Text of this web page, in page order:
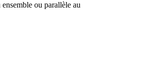
ou parallèle au